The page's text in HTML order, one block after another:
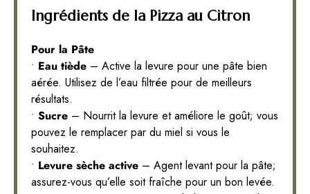
Ingrédients de la Pizza au Citron
Pour la Pâte
• Eau tiède – Active la levure pour une pâte bien
aérée. Utilisez de l’eau filtrée pour de meilleurs
résultats.
• Sucre – Nourrit la levure et améliore le goût; vous
pouvez le remplacer par du miel si vous le
souhaitez.
• Levure sèche active – Agent levant pour la pâte;
assurez-vous qu’elle soit fraîche pour un bon levée.